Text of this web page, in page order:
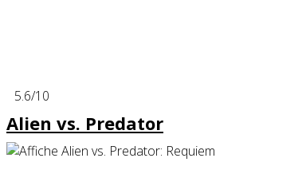
5.6/10
Alien vs. Predator